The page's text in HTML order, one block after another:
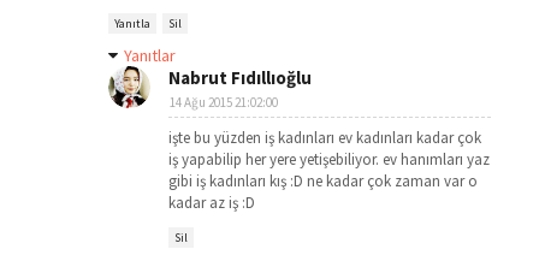
Yanıtla Sil
Yanıtlar
Nabrut Fıdıllıoğlu
14 Ağu 2015 21:02:00
işte bu yüzden iş kadınları ev kadınları kadar çok
iş yapabilip her yere yetişebiliyor. ev hanımları yaz
gibi iş kadınları kış :D ne kadar çok zaman var o
kadar az iş :D
Sil